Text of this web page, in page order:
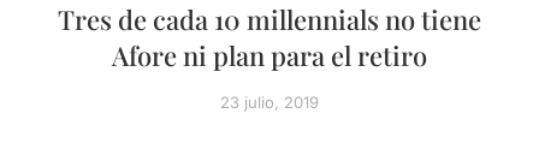
Tres de cada 10 millennials no tiene
Afore ni plan para el retiro
23 julio, 2019